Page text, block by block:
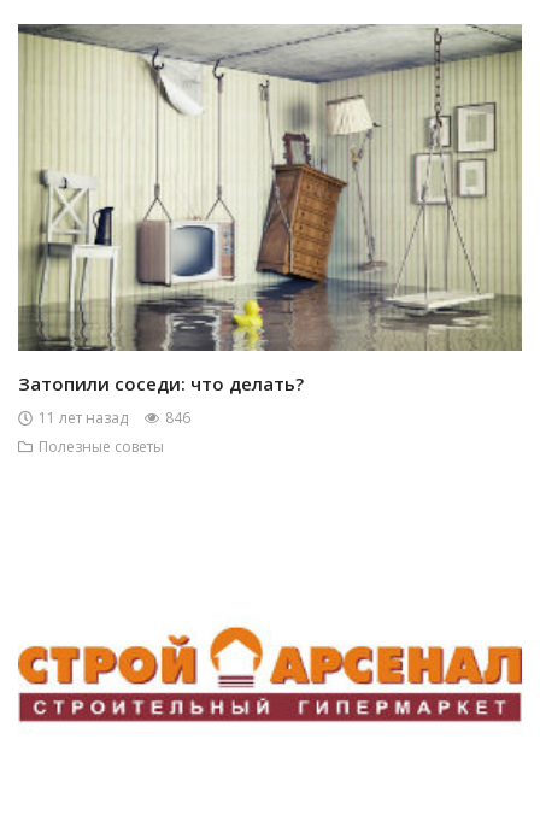
Затопили соседи: что делать?
11 лет назад
846
Полезные советы